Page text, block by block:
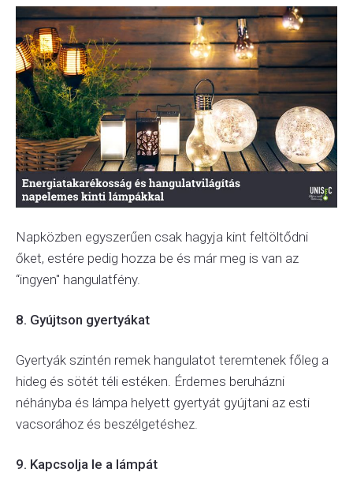
Napközben egyszerűen csak hagyja kint feltöltődni
őket, estére pedig hozza be és már meg is van az
“ingyen" hangulatfény.
8. Gyújtson gyertyákat
Gyertyák szintén remek hangulatot teremtenek főleg a
hideg és sötét téli estéken. Érdemes beruházni
néhányba és lámpa helyett gyertyát gyújtani az esti
vacsorához és beszélgetéshez.
9. Kapcsolja le a lámpát